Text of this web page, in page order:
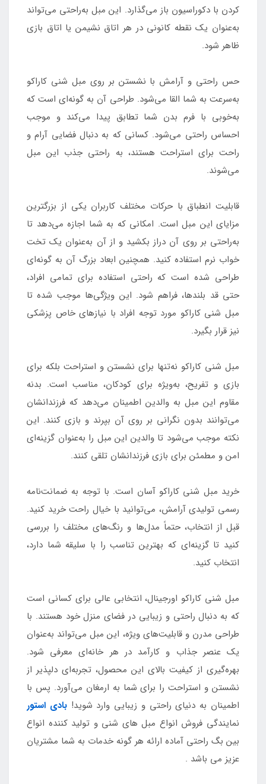
کردن با دکوراسیون باز می‌گذارد. این مبل به‌راحتی می‌تواند
به‌عنوان یک نقطه کانونی در هر اتاق نشیمن یا اتاق بازی
ظاهر شود.
حس راحتی و آرامش با نشستن بر روی مبل شنی کاراکو
به‌سرعت به شما القا می‌شود. طراحی آن به گونه‌ای است که
به‌خوبی با فرم بدن شما تطابق پیدا می‌کند و موجب
احساس راحتی می‌شود. کسانی که به دنبال فضایی آرام و
راحت برای استراحت هستند، به راحتی جذب این مبل
می‌شوند.
قابلیت انطباق با حرکات مختلف کاربران یکی از بزرگترین
مزایای این مبل است. امکانی که به شما اجازه می‌دهد تا
به‌راحتی بر روی آن دراز بکشید و از آن به‌عنوان یک تخت
خواب نرم استفاده کنید. همچنین ابعاد بزرگ آن به گونه‌ای
طراحی شده است که راحتی استفاده برای تمامی افراد،
حتی قد بلندها، فراهم شود. این ویژگی‌ها موجب شده تا
مبل شنی کاراکو مورد توجه افراد با نیازهای خاص پزشکی
نیز قرار بگیرد.
مبل شنی کاراکو نه‌تنها برای نشستن و استراحت بلکه برای
بازی و تفریح، به‌ویژه برای کودکان، مناسب است. بدنه
مقاوم این مبل به والدین اطمینان می‌دهد که فرزندانشان
می‌توانند بدون نگرانی بر روی آن بپرند و بازی کنند. این
نکته موجب می‌شود تا والدین این مبل را به‌عنوان گزینه‌ای
امن و مطمئن برای بازی فرزندانشان تلقی کنند.
خرید مبل شنی کاراکو آسان است. با توجه به ضمانت‌نامه
رسمی تولیدی آرامش، می‌توانید با خیال راحت خرید کنید.
قبل از انتخاب، حتماً مدل‌ها و رنگ‌های مختلف را بررسی
کنید تا گزینه‌ای که بهترین تناسب را با سلیقه شما دارد،
انتخاب کنید.
مبل شنی کاراکو اورجینال، انتخابی عالی برای کسانی است
که به دنبال راحتی و زیبایی در فضای منزل خود هستند. با
طراحی مدرن و قابلیت‌های ویژه، این مبل می‌تواند به‌عنوان
یک عنصر جذاب و کارآمد در هر خانه‌ای معرفی شود.
بهره‌گیری از کیفیت بالای این محصول، تجربه‌ای دلپذیر از
نشستن و استراحت را برای شما به ارمغان می‌آورد. پس با
اطمینان به دنیای راحتی و زیبایی وارد شوید!بادی استور
نمایندگی فروش انواع مبل های شنی و تولید کننده انواع
بین بگ راحتی آماده ارائه هر گونه خدمات به شما مشتریان
عزیز می باشد .